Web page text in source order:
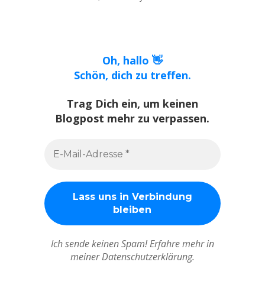
Oh, hallo 👋
Schön, dich zu treffen.
Trag Dich ein, um keinen
Blogpost mehr zu verpassen.
Ich sende keinen Spam! Erfahre mehr in
meiner Datenschutzerklärung.